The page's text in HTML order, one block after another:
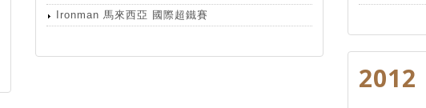
Ironman 馬來西亞 國際超鐵賽
2012